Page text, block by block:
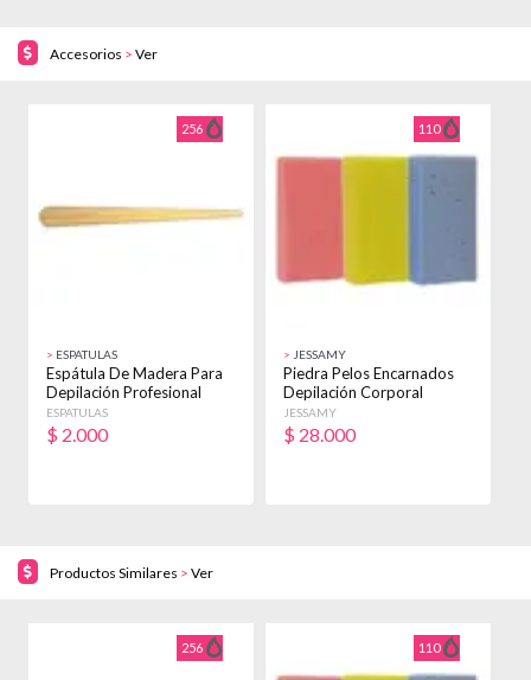
Accesorios > Ver
256
> ESPATULAS
Espátula De Madera Para
Depilación Profesional
24cm
ESPATULAS
$ 2.000
110
> JESSAMY
Piedra Pelos Encarnados
Depilación Corporal
Profesional X12
JESSAMY
$ 28.000
Productos Similares > Ver
256 110